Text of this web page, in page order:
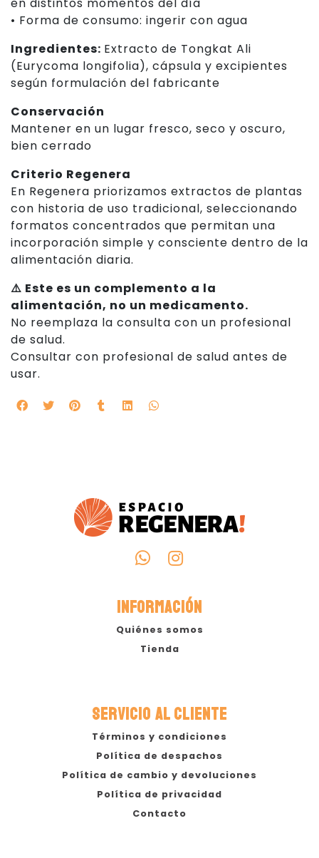
• Forma de consumo: ingerir con agua
Ingredientes: Extracto de Tongkat Ali
(Eurycoma longifolia), cápsula y excipientes
según formulación del fabricante
Conservación
Mantener en un lugar fresco, seco y oscuro,
bien cerrado
Criterio Regenera
En Regenera priorizamos extractos de plantas
con historia de uso tradicional, seleccionando
formatos concentrados que permitan una
incorporación simple y consciente dentro de la
alimentación diaria.
⚠️ Este es un complemento a la
alimentación, no un medicamento.
No reemplaza la consulta con un profesional
de salud.
Consultar con profesional de salud antes de
usar.
INFORMACIÓN
Quiénes somos
Tienda
SERVICIO AL CLIENTE
Términos y condiciones
Política de despachos
Política de cambio y devoluciones
Política de privacidad
Contacto